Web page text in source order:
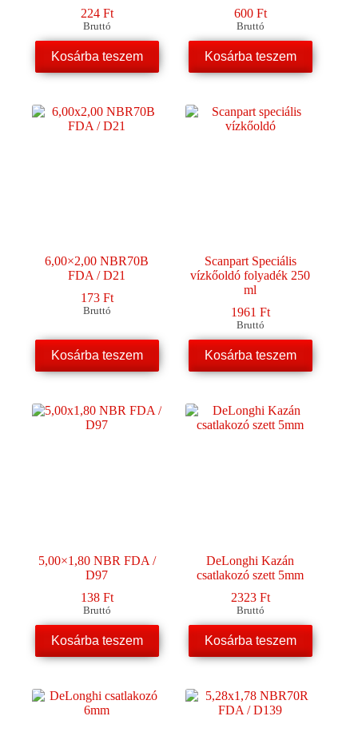
224 Ft
Bruttó
Kosárba teszem
600 Ft
Bruttó
Kosárba teszem
6,00×2,00 NBR70B
FDA / D21
173 Ft
Bruttó
Kosárba teszem
Scanpart Speciális
vízkőoldó folyadék 250
ml
1961 Ft
Bruttó
Kosárba teszem
5,00×1,80 NBR FDA /
D97
138 Ft
Bruttó
Kosárba teszem
DeLonghi Kazán
csatlakozó szett 5mm
2323 Ft
Bruttó
Kosárba teszem